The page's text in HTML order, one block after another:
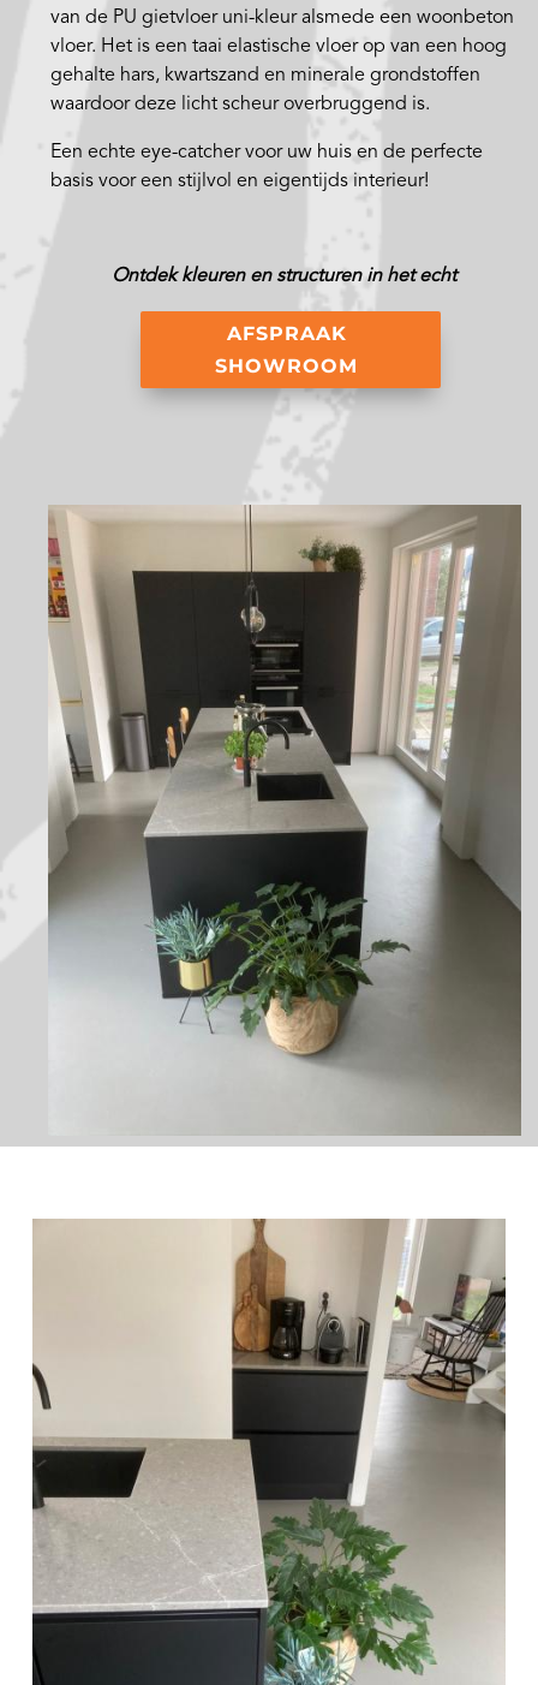
van de PU gietvloer uni-kleur alsmede een woonbeton
vloer. Het is een taai elastische vloer op van een hoog
gehalte hars, kwartszand en minerale grondstoffen
waardoor deze licht scheur overbruggend is.
Een echte eye-catcher voor uw huis en de perfecte
basis voor een stijlvol en eigentijds interieur!
Ontdek kleuren en structuren in het echt
AFSPRAAK
SHOWROOM